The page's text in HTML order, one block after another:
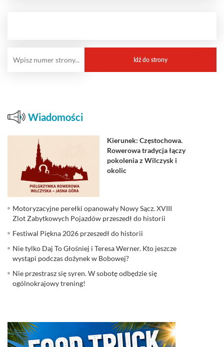
Wiadomości
Kierunek: Częstochowa.
Rowerowa tradycja łączy
pokolenia z Wilczysk i
okolic
Motoryzacyjne perełki opanowały Nowy Sącz. XVIII
Zlot Zabytkowych Pojazdów przeszedł do historii
Festiwal Piękna 2026 przeszedł do historii
Nie tylko Daj To Głośniej i Teresa Werner. Kto jeszcze
wystąpi podczas dożynek w Bobowej?
Nie przestrasz się syren. W sobotę odbędzie się
ogólnokrajowy trening!